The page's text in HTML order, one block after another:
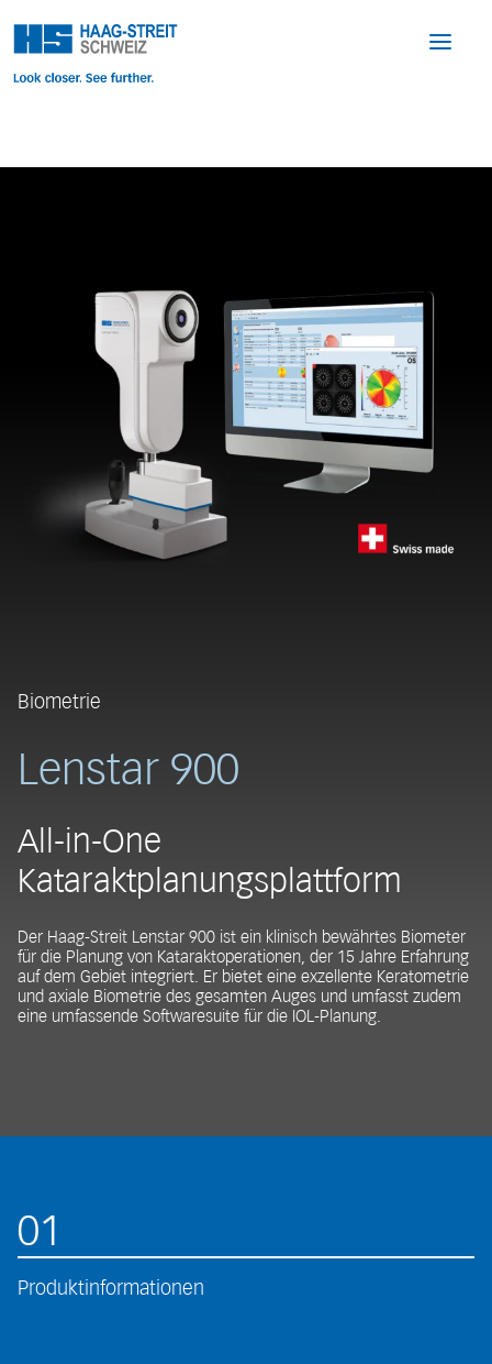
Biometrie
Lenstar 900
All-in-One
Kataraktplanungsplattform
Der Haag-Streit Lenstar 900 ist ein klinisch bewährtes Biometer
für die Planung von Kataraktoperationen, der 15 Jahre Erfahrung
auf dem Gebiet integriert. Er bietet eine exzellente Keratometrie
und axiale Biometrie des gesamten Auges und umfasst zudem
eine umfassende Softwaresuite für die IOL-Planung.
01
Produktinformationen